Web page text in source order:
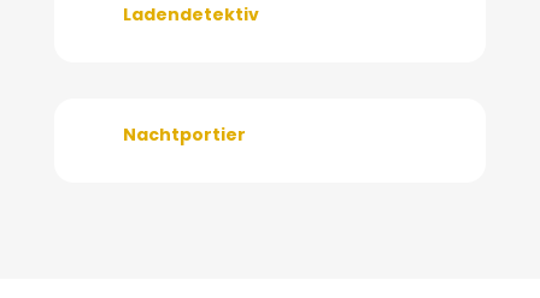
Ladendetektiv
Nachtportier